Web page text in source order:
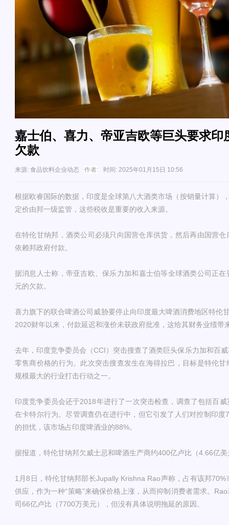
嘉士伯、喜力、帝亚吉欧等巨头要求印
欠款
来源: 食品饮料企业动态 作者: 时间: 2025年01月15日 10:56
根据欧睿国际的数据，印度是全球第八大酒类市场（按销量计算）
定价由邦一级监管，这些税收是重要的收入来源。
在特伦甘纳邦，酒类公司必须只向国营仓库供货，然后再由国营
依赖邦政府付款。
据消息人士称，帝亚吉欧、保乐力加和嘉士伯等全球酒类公司正
元的欠款。
喜力旗下的联合啤酒公司威胁要停止向印度最大啤酒消费地区特伦
2020财年以来，付款延迟和涨价未获政府批准，这给其财务业绩带
去年，印度竞争委员会（CCI）突击搜查了酒类巨头保乐力加和百
零售商价格的行为。此次突击搜查发生在海得拉巴，目标是特伦
规模最大的行业打击行动之一。
印度竞争委员会还于2018年进行了一次突击检查，调查了包括百
在卡特尔行为。尽管调查仍在进行中，但它引发了人们对控制印
的担忧，该市场占印度啤酒业的88%。
据报道，特伦甘纳邦欠威士忌和啤酒生产商约400亿卢比（4.66亿
1月8日，特伦甘纳邦部长Jupally Krishna Rao声称，占有该邦
供应，作为一种“策略”来确保价格上涨，从而抑制消费者需求。
司66亿卢比（7700万美元），但没有具体说明拖延的原因。